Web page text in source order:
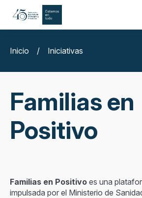
Inicio
/ Iniciativas
Familias en
Positivo
Familias en Positivo es una
impulsada por el Ministerio de